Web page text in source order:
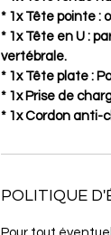
* 1x Tête pointe :
* 1x Tête en U :
vertébrale.
* 1x Tête plate :
* 1x Prise de
* 1x Cordon anti-
POLITIQUE